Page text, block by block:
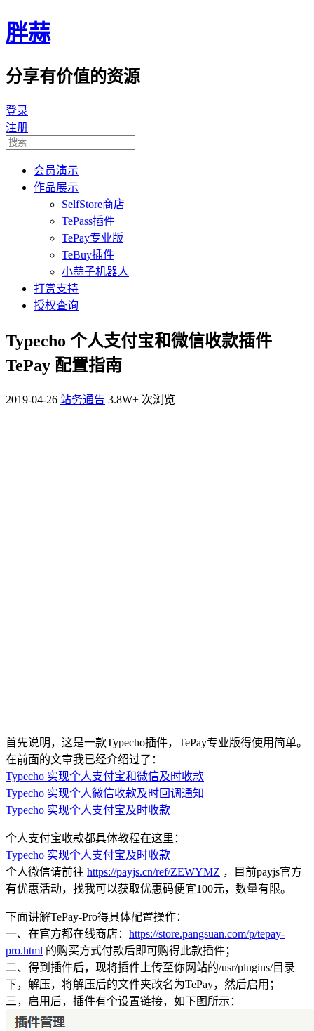
胖蒜
分享有价值的资源
登录
注册
会员演示
作品展示
SelfStore商店
TePass插件
TePay专业版
TeBuy插件
小蒜子机器人
打赏支持
授权查询
Typecho 个人支付宝和微信收款插件
TePay 配置指南
2019-04-26 站务通告 3.8W+ 次浏览
首先说明，这是一款Typecho插件，TePay专业版得使用简单。
在前面的文章我已经介绍过了：
Typecho 实现个人支付宝和微信及时收款
Typecho 实现个人微信收款及时回调通知
Typecho 实现个人支付宝及时收款
个人支付宝收款都具体教程在这里：
Typecho 实现个人支付宝及时收款
个人微信请前往 https://payjs.cn/ref/ZEWYMZ ，目前payjs官方
有优惠活动，找我可以获取优惠码便宜100元，数量有限。
下面讲解TePay-Pro得具体配置操作：
一、在官方都在线商店： https://store.pangsuan.com/p/tepay-
pro.html 的购买方式付款后即可购得此款插件；
二、得到插件后，现将插件上传至你网站的/usr/plugins/目录
下，解压，将解压后的文件夹改名为TePay，然后启用；
三，启用后，插件有个设置链接，如下图所示：